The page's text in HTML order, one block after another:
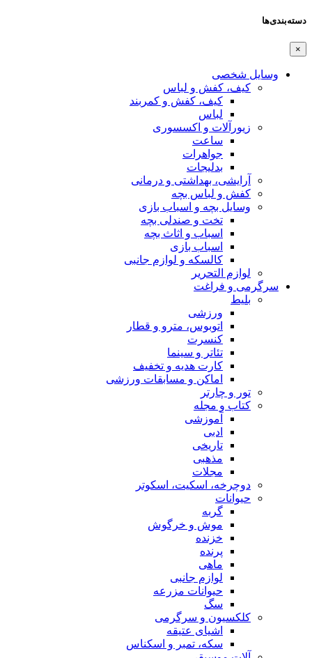
دسته‌بندی‌ها
×
وسایل شخصی
کیف، کفش و لباس
کیف، کفش و کمربند
لباس
زیورآلات و اکسسوری
ساعت
جواهرات
بدلیجات
آرایشی، بهداشتی و درمانی
کفش و لباس بچه
وسایل بچه و اسباب بازی
تخت و صندلی بچه
اسباب و اثاث بچه
اسباب بازی
کالسکه و لوازم جانبی
لوازم التحریر
سرگرمی و فراغت
بلیط
ورزشی
اتوبوس، مترو و قطار
کنسرت
تئاتر و سینما
کارت هدیه و تخفیف
اماکن و مسابقات ورزشی
تور و چارتر
کتاب و مجله
آموزشی
ادبی
تاریخی
مذهبی
مجلات
دوچرخه، اسکیت، اسکوتر
حیوانات
گربه
موش و خرگوش
خزنده
پرنده
ماهی
لوازم جانبی
حیوانات مزرعه
سگ
کلکسیون و سرگرمی
اشیای عتیقه
سکه، تمبر و اسکناس